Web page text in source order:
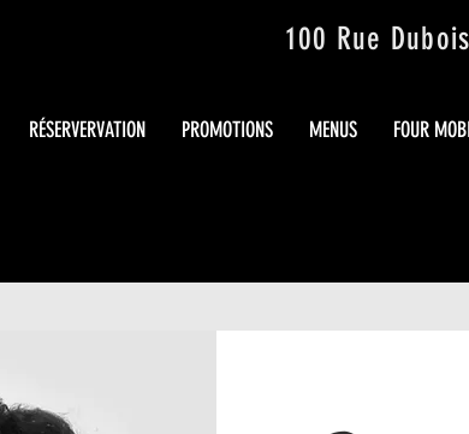
100 Rue
RÉSERVERVATION PROMOTIONS MENUS FOUR